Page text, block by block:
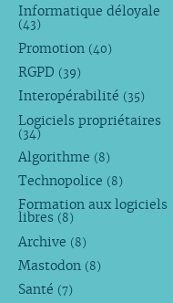
Informatique déloyale
(43)
Promotion (40)
RGPD (39)
Interopérabilité (35)
Logiciels propriétaires
(34)
Algorithme (8)
Technopolice (8)
Formation aux logiciels
libres (8)
Archive (8)
Mastodon (8)
Santé (7)